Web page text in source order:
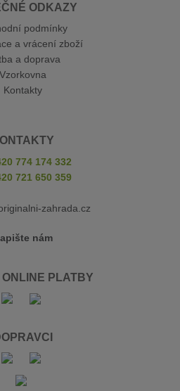
ODKAZY
podmínky
a vrácení zboží
a doprava
Vzorkovna
Kontakty
774 174 332
721 650 359
zahrada.cz
nám
ONLINE PLATBY